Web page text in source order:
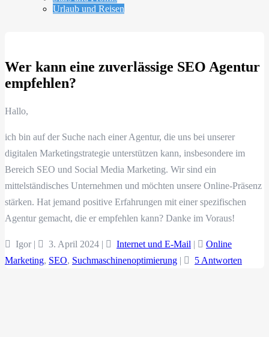
Urlaub und Reisen
Wer kann eine zuverlässige SEO Agentur
empfehlen?
Hallo,
ich bin auf der Suche nach einer Agentur, die uns bei unserer
digitalen Marketingstrategie unterstützen kann, insbesondere im
Bereich SEO und Social Media Marketing. Wir sind ein
mittelständisches Unternehmen und möchten unsere Online-Präsenz
stärken. Hat jemand positive Erfahrungen mit einer spezifischen
Agentur gemacht, die er empfehlen kann? Danke im Voraus!
Igor | 3. April 2024 | Internet und E-Mail |
Online
Marketing, SEO, Suchmaschinenoptimierung | 5 Antworten